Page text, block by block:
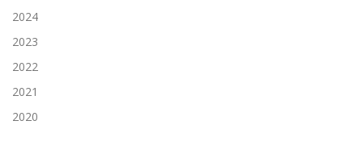
2024
2023
2022
2021
2020